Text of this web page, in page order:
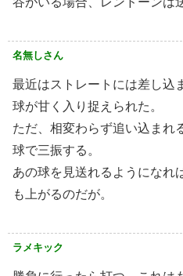
名無しさん
最近はストレートには差し込
球が甘く入り捉えられた。
ただ、相変わらず追い込ま
球で三振する。
あの球を見送れるようになれ
も上がるのだが。
ラメキック